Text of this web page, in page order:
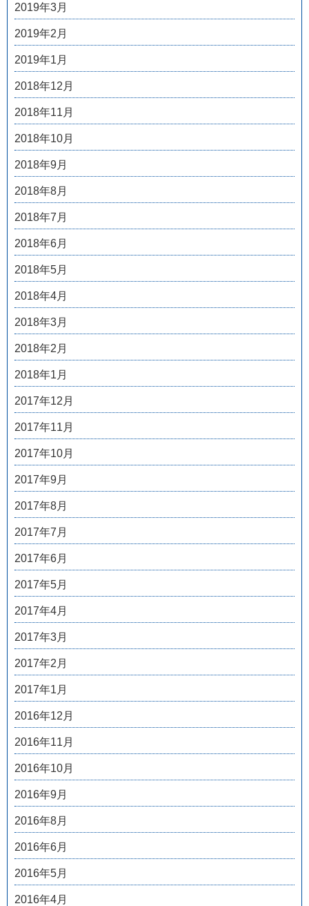
2019年3月
2019年2月
2019年1月
2018年12月
2018年11月
2018年10月
2018年9月
2018年8月
2018年7月
2018年6月
2018年5月
2018年4月
2018年3月
2018年2月
2018年1月
2017年12月
2017年11月
2017年10月
2017年9月
2017年8月
2017年7月
2017年6月
2017年5月
2017年4月
2017年3月
2017年2月
2017年1月
2016年12月
2016年11月
2016年10月
2016年9月
2016年8月
2016年6月
2016年5月
2016年4月